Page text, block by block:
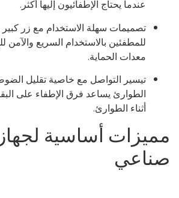
عندما يحتاج الإطفائيون إليها أكثر.
تصميمات سهلة الاستخدام مع زر كبير
للمطفئين بالاستخدام السريع والآمن
معدات الحماية.
تيسير التواصل مع خاصية تقليل
الطوارئ يساعد فرق الإطفاء على
أثناء الطوارئ.
أساسية لجهاز